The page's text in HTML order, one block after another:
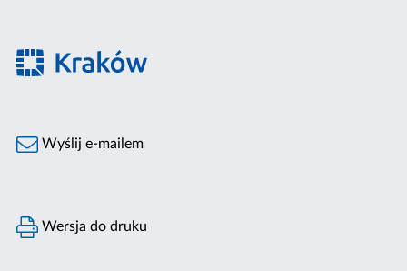
Wyślij e-mailem
Wersja do druku